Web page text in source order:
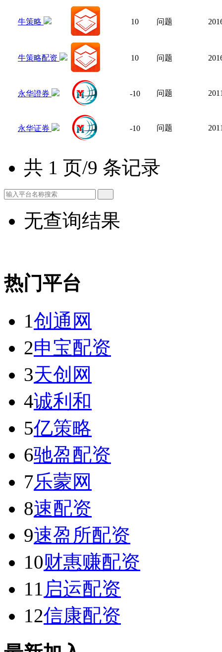
牛策略 10 问题
牛策略配资 10 问题
永华證券 -10 问题
永华证券 -10 问题
共 1 页/9 条记录
无查询结果
热门平台
1创通网
2申宝配资
3天创网
4诚利和
5亿策略
6驰盈配资
7乐蒙网
8速配资
9速盈所配资
10财惠赚配资
11 启运配资
12信康配资